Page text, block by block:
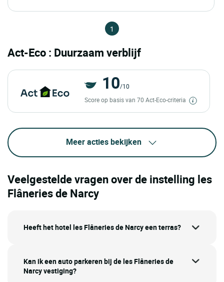
1
Act-Eco : Duurzaam verblijf
10/10
Score op basis van 70 Act-Eco-criteria
Meer acties bekijken
Veelgestelde vragen over de instelling les
Flâneries de Narcy
Heeft het hotel les Flâneries de Narcy een terras?
Kan ik een auto parkeren bij de les Flâneries de
Narcy vestiging?